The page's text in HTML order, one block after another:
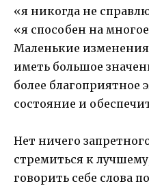
«я никогда не
«я способен на
Маленькие
иметь большое
более благоприятное
состояние и
Нет ничего
стремиться к
говорить себе слова